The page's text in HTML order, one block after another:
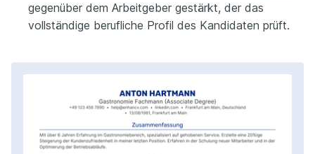
gegenüber dem Arbeitgeber gestärkt, der das
vollständige berufliche Profil des Kandidaten prüft.